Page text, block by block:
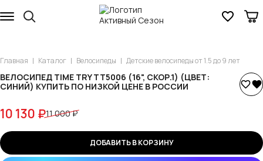
Главная Каталог Велосипеды Детские велосипеды от 1.5 до 9 лет
ВЕЛОСИПЕД TIME TRY TT5006 (16", СКОР.1) (ЦВЕТ:
СИНИЙ) КУПИТЬ ПО НИЗКОЙ ЦЕНЕ В РОССИИ
10 130 ₽11 000 ₽
ДОБАВИТЬ В КОРЗИНУ